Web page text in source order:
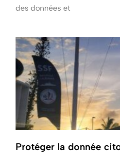
des données et
Protéger la donnée